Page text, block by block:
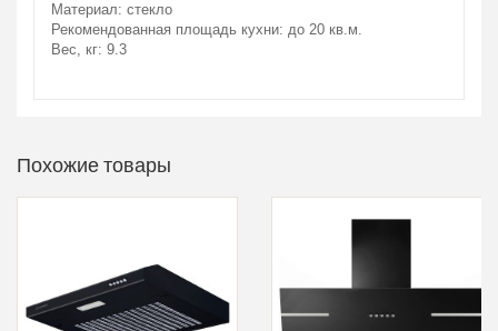
Материал: стекло
Рекомендованная площадь кухни: до 20 кв.м.
Вес, кг: 9.3
Похожие товары